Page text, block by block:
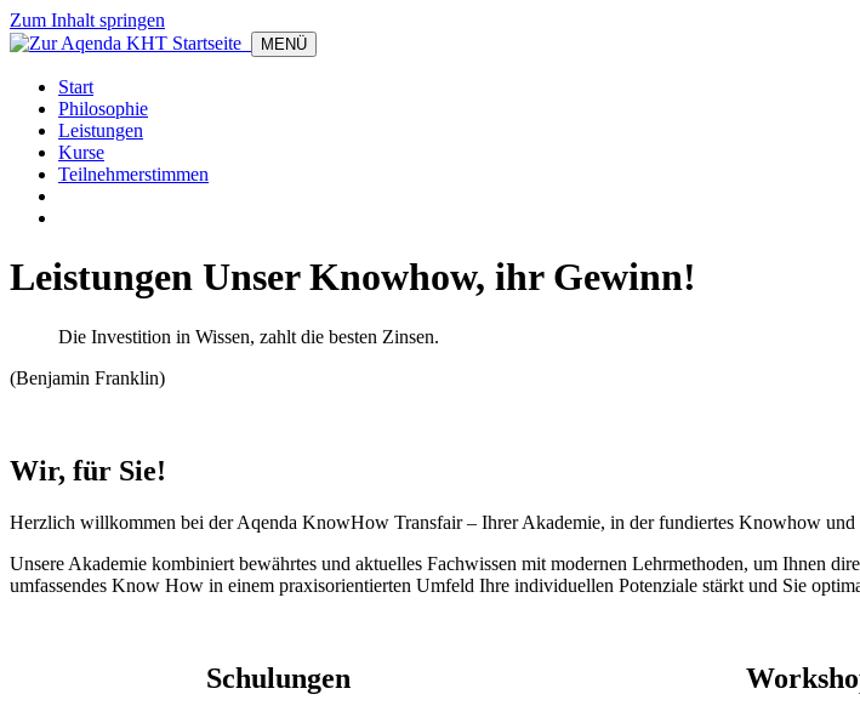
Zum Inhalt springen
MENÜ
Start
Philosophie
Leistungen
Kurse
Teilnehmerstimmen
Leistungen Unser Knowhow, ihr Gewinn!
Die Investition in Wissen, zahlt die besten Zinsen.
(Benjamin Franklin)
Wir, für Sie!
Herzlich willkommen bei der Aqenda KnowHow Transfair – Ihrer Akademie, in der fundiertes Knowhow
Unsere Akademie kombiniert bewährtes und aktuelles Fachwissen mit modernen Lehrmethoden, um Ihnen
umfassendes Know How in einem praxisorientierten Umfeld Ihre individuellen Potenziale stärkt und Sie
Schulungen